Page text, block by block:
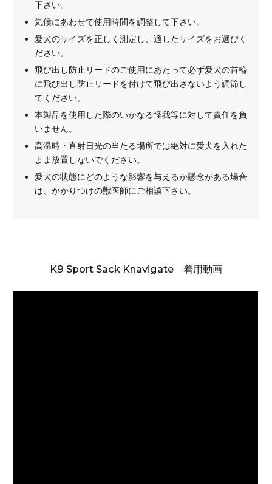
下さい。
気候にあわせて使用時間を調整して下さい。
愛犬のサイズを正しく測定し、適したサイズをお選びく
ださい。
飛び出し防止リードのご使用にあたって必ず愛犬の首輪
に飛び出し防止リードを付けて飛び出さないよう調節し
てください。
本製品を使用した際のいかなる怪我等に対して責任を負
いません。
高温時・直射日光の当たる場所では絶対に愛犬を入れた
まま放置しないでください。
愛犬の状態にどのような影響を与えるか懸念がある場合
は、かかりつけの獣医師にご相談下さい。
K9 Sport Sack Knavigate 着用動画